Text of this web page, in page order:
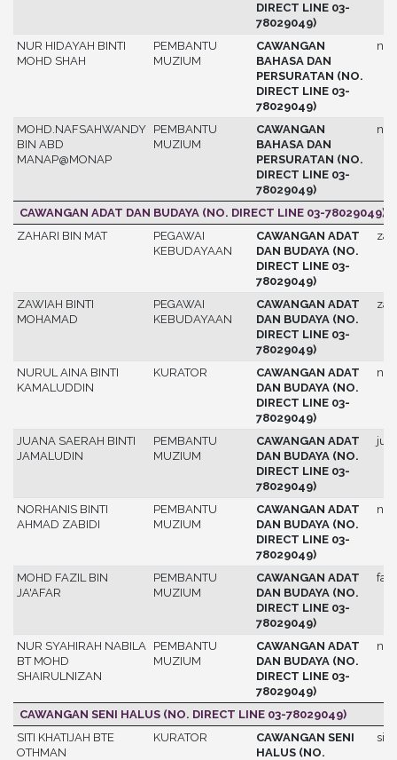
DIRECT LINE 03-
78029049)
NUR HIDAYAH BINTI
MOHD SHAH
PEMBANTU
MUZIUM
CAWANGAN
BAHASA DAN
PERSURATAN (NO.
DIRECT LINE 03-
78029049)
MOHD.NAFSAHWANDY
BIN ABD
MANAP@MONAP
PEMBANTU
MUZIUM
CAWANGAN
BAHASA DAN
PERSURATAN (NO.
DIRECT LINE 03-
78029049)
CAWANGAN ADAT DAN BUDAYA (NO. DIRECT LINE 03-78029049)
ZAHARI BIN MAT
PEGAWAI
KEBUDAYAAN
CAWANGAN ADAT
DAN BUDAYA (NO.
DIRECT LINE 03-
78029049)
ZAWIAH BINTI
MOHAMAD
PEGAWAI
KEBUDAYAAN
CAWANGAN ADAT
DAN BUDAYA (NO.
DIRECT LINE 03-
78029049)
NURUL AINA BINTI
KAMALUDDIN
KURATOR
CAWANGAN ADAT
DAN BUDAYA (NO.
DIRECT LINE 03-
78029049)
JUANA SAERAH BINTI
JAMALUDIN
PEMBANTU
MUZIUM
CAWANGAN ADAT
DAN BUDAYA (NO.
DIRECT LINE 03-
78029049)
NORHANIS BINTI
AHMAD ZABIDI
PEMBANTU
MUZIUM
CAWANGAN ADAT
DAN BUDAYA (NO.
DIRECT LINE 03-
78029049)
MOHD FAZIL BIN
JA'AFAR
PEMBANTU
MUZIUM
CAWANGAN ADAT
DAN BUDAYA (NO.
DIRECT LINE 03-
78029049)
NUR SYAHIRAH NABILA
BT MOHD
SHAIRULNIZAN
PEMBANTU
MUZIUM
CAWANGAN ADAT
DAN BUDAYA (NO.
DIRECT LINE 03-
78029049)
CAWANGAN SENI HALUS (NO. DIRECT LINE 03-78029049)
SITI KHATIJAH BTE
OTHMAN
KURATOR
CAWANGAN SENI
HALUS (NO.